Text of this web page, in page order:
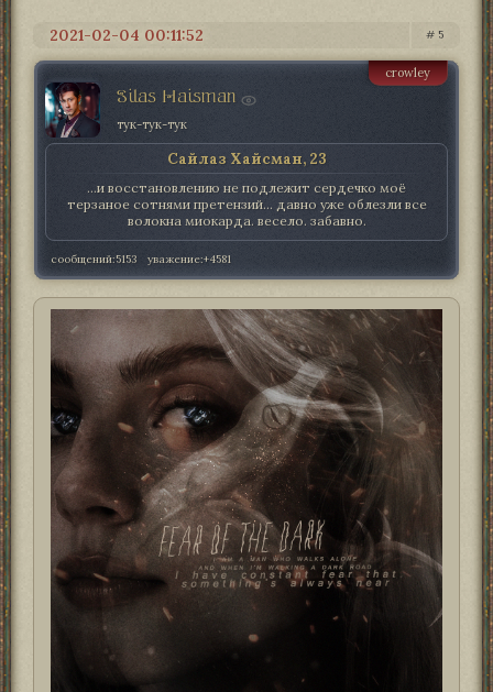
5
2021-02-04 00:11:52
Silas Haisman
crowley
тук-тук-тук
Сайлаз Хайсман, 23
...и восстановлению не подлежит сердечко моё
терзаное сотнями претензий... давно уже облезли все
волокна миокарда. весело. забавно.
сообщений:5153 уважение:+4581